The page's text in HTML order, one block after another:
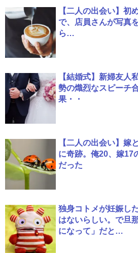
【二人の出会い】初
で、店員さんが写真
ら…
【結婚式】新婦友人
勢の熾烈なスピーチ
果・・
【二人の出会い】嫁
に奇跡。俺20、嫁17
だった
独身コトメが妊娠し
はないらしい。で旦
になって」だと…